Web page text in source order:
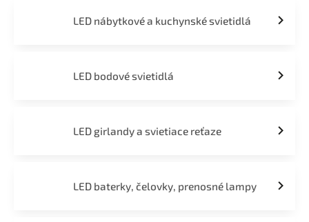
LED nábytkové a kuchynské svietidlá
LED bodové svietidlá
LED girlandy a svietiace reťaze
LED baterky, čelovky, prenosné lampy